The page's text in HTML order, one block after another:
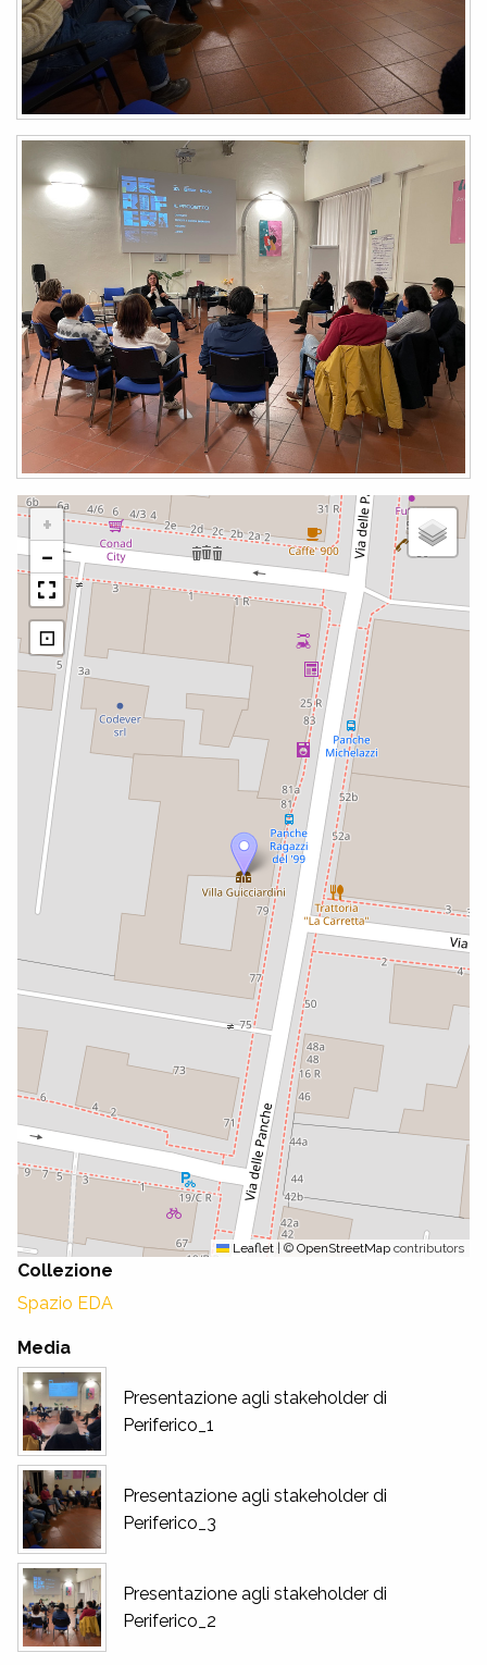
+
−
⊡
Leaflet |© OpenStreetMap contributors
Collezione
Spazio EDA
Media
Presentazione agli stakeholder di
Periferico_1
Presentazione agli stakeholder di
Periferico_3
Presentazione agli stakeholder di
Periferico_2